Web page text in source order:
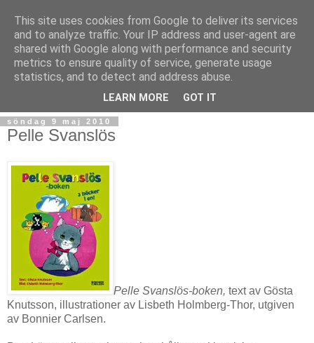
söndag 9 maj 2010
Pelle Svanslös
Pelle Svanslös-boken, text av Gösta
Knutsson, illustrationer av Lisbeth Holmberg-Thor, utgiven
av Bonnier Carlsen.
This site uses cookies from Google to deliver its services
and to analyze traffic. Your IP address and user-agent are
shared with Google along with performance and security
metrics to ensure quality of service, generate usage
statistics, and to detect and address abuse.
LEARN MORE GOT IT